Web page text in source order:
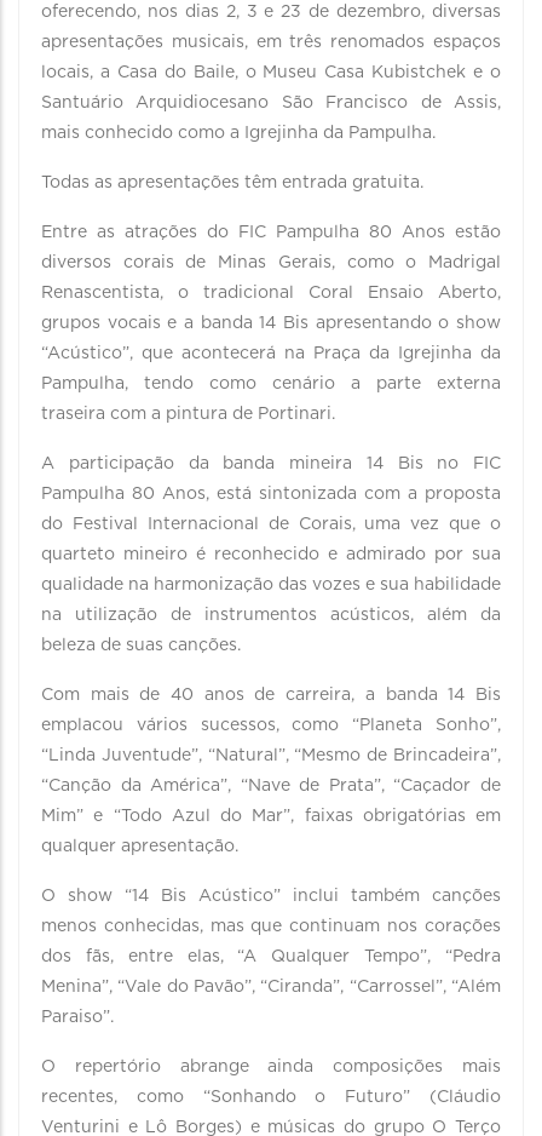
oferecendo, nos dias 2, 3 e 23 de dezembro, diversas
apresentações musicais, em três renomados espaços
locais, a Casa do Baile, o Museu Casa Kubistchek e o
Santuário Arquidiocesano São Francisco de Assis,
mais conhecido como a Igrejinha da Pampulha.
Todas as apresentações têm entrada gratuita.
Entre as atrações do FIC Pampulha 80 Anos estão
diversos corais de Minas Gerais, como o Madrigal
Renascentista, o tradicional Coral Ensaio Aberto,
grupos vocais e a banda 14 Bis apresentando o show
“Acústico”, que acontecerá na Praça da Igrejinha da
Pampulha, tendo como cenário a parte externa
traseira com a pintura de Portinari.
A participação da banda mineira 14 Bis no FIC
Pampulha 80 Anos, está sintonizada com a proposta
do Festival Internacional de Corais, uma vez que o
quarteto mineiro é reconhecido e admirado por sua
qualidade na harmonização das vozes e sua habilidade
na utilização de instrumentos acústicos, além da
beleza de suas canções.
Com mais de 40 anos de carreira, a banda 14 Bis
emplacou vários sucessos, como “Planeta Sonho”,
“Linda Juventude”, “Natural”, “Mesmo de Brincadeira”,
“Canção da América”, “Nave de Prata”, “Caçador de
Mim” e “Todo Azul do Mar”, faixas obrigatórias em
qualquer apresentação.
O show “14 Bis Acústico” inclui também canções
menos conhecidas, mas que continuam nos corações
dos fãs, entre elas, “A Qualquer Tempo”, “Pedra
Menina”, “Vale do Pavão”, “Ciranda”, “Carrossel”, “Além
Paraiso”.
O repertório abrange ainda composições mais
recentes, como “Sonhando o Futuro” (Cláudio
Venturini e Lô Borges) e músicas do grupo O Terço